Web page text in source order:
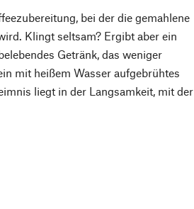
bei der die gemahlene
Klingt seltsam? Ergibt aber ein
Getränk, das weniger
mit heißem Wasser aufgebrühtes
liegt in der Langsamkeit, mit der